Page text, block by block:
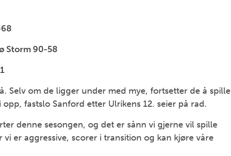
Storm 90-58
Selv om de ligger under med mye, fortsetter de å spille
fastslo Sanford etter Ulrikens 12. seier på rad.
denne sesongen, og det er sånn vi gjerne vil spille
vi er aggressive, scorer i transition og kan kjøre våre